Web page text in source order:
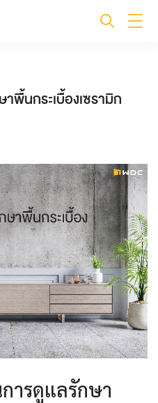
พื้นกระเบื้องเซรามิก
การดูแลรักษา